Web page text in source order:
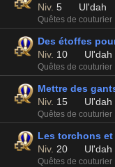
Niv. 5 Ul'dah
Quêtes de couturier
Des étoffes
Niv. 10 Ul'dah
Quêtes de couturier
Mettre des
Niv. 15 Ul'dah
Quêtes de couturier
Les torchons
Niv. 20 Ul'dah
Quêtes de couturier